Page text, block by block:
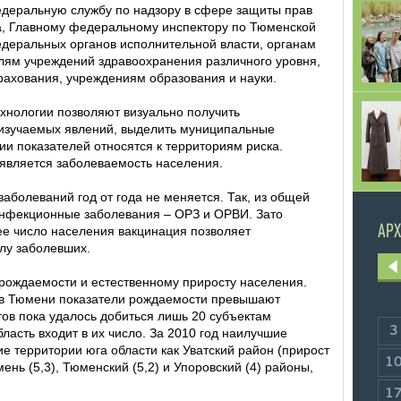
службу по надзору в сфере защиты прав
Главному федеральному инспектору по Тюменской
органов исполнительной власти, органам
учреждений здравоохранения различного уровня,
учреждениям образования и науки.
позволяют визуально получить
явлений, выделить муниципальные
показателей относятся к территориям риска.
заболеваемость населения.
год от года не меняется. Так, из общей
заболевания – ОРЗ и ОРВИ. Зато
населения вакцинация позволяет
заболевших.
и естественному приросту населения.
Тюмени показатели рождаемости превышают
пока удалось добиться лишь 20 субъектам
входит в их число. За 2010 год наилучшие
территории юга области как Уватский район (прирост
(5,3), Тюменский (5,2) и Упоровский (4) районы,
3